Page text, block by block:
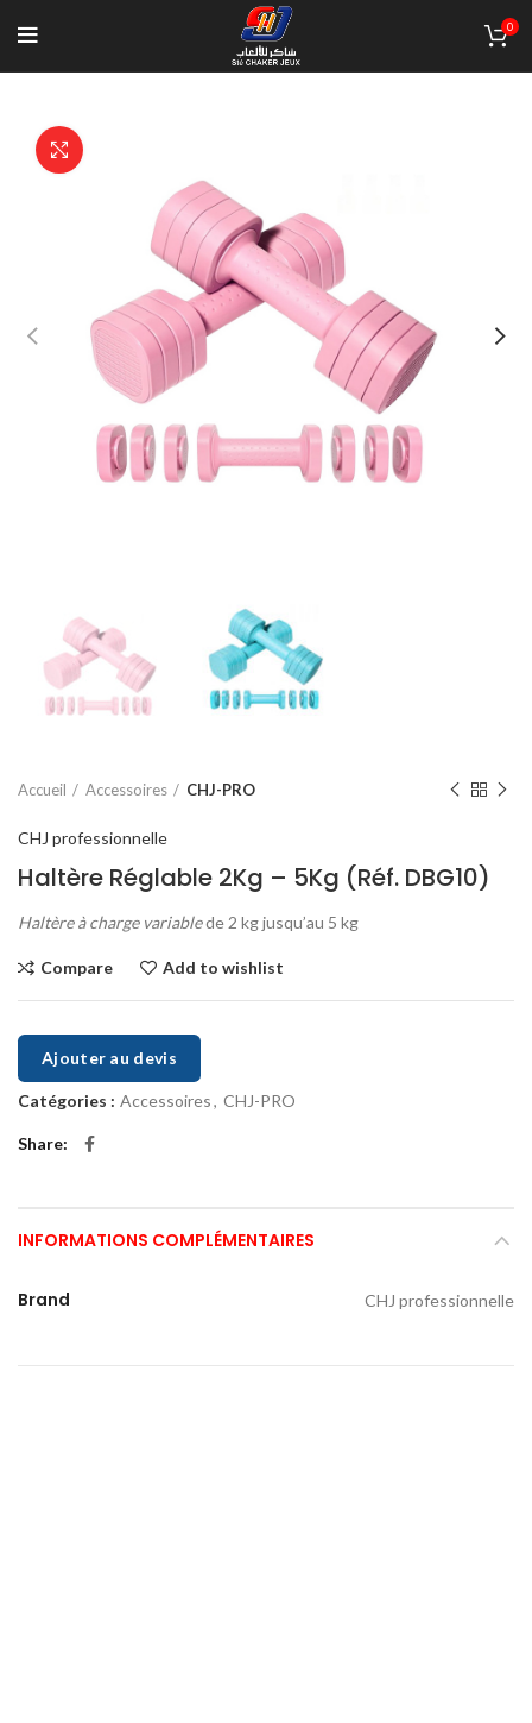
0
Accueil Accessoires CHJ-PRO
CHJ professionnelle
Haltère Réglable 2Kg – 5Kg (Réf. DBG10)
Haltère à charge variablede 2 kg jusqu’au 5 kg
Compare Add to wishlist
Ajouter au devis
Catégories : Accessoires, CHJ-PRO
Share
INFORMATIONS COMPLÉMENTAIRES
Brand CHJ professionnelle